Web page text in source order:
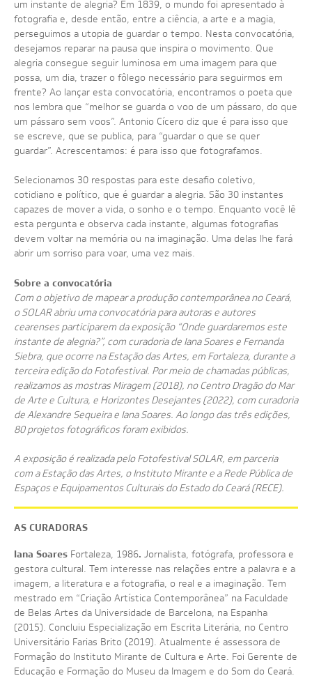
CLAUDIA ANDUJAR - MINHA VIDA EM DOIS MUNDOS
JORGE BODANSKY - QUE PAÍS É ESTE?
SATÉLITES
DIA14 /1
DIA15/12
ONDE GUARDAREMOS ESTE INSTANTE DE ALEGRIA?
PROJEÇÕES NOITE SOLAR
LANÇAMENTO DE LIVROS
NOTÍCIAS
VÍDEOS
um instante de alegria? Em 1839, o mundo foi apresentado à
fotografia e, desde então, entre a ciência, a arte e a magia,
perseguimos a utopia de guardar o tempo. Nesta convocatória,
desejamos reparar na pausa que inspira o movimento. Que
alegria consegue seguir luminosa em uma imagem para que
possa, um dia, trazer o fôlego necessário para seguirmos em
frente? Ao lançar esta convocatória, encontramos o poeta que
nos lembra que “melhor se guarda o voo de um pássaro, do que
um pássaro sem voos”. Antonio Cícero diz que é para isso que
se escreve, que se publica, para “guardar o que se quer
guardar”. Acrescentamos: é para isso que fotografamos.
Selecionamos 30 respostas para este desafio coletivo,
cotidiano e político, que é guardar a alegria. São 30 instantes
capazes de mover a vida, o sonho e o tempo. Enquanto você lê
esta pergunta e observa cada instante, algumas fotografias
devem voltar na memória ou na imaginação. Uma delas lhe fará
abrir um sorriso para voar, uma vez mais.
Sobre a convocatória
Com o objetivo de mapear a produção contemporânea no Ceará,
o SOLAR abriu uma convocatória para autoras e autores
cearenses participarem da exposição “Onde guardaremos este
instante de alegria?”, com curadoria de Iana Soares e Fernanda
Siebra, que ocorre na Estação das Artes, em Fortaleza, durante a
terceira edição do Fotofestival. Por meio de chamadas públicas,
realizamos as mostras Miragem (2018), no Centro Dragão do Mar
de Arte e Cultura, e Horizontes Desejantes (2022), com curadoria
de Alexandre Sequeira e Iana Soares. Ao longo das três edições,
80 projetos fotográficos foram exibidos.
A exposição é realizada pelo Fotofestival SOLAR, em parceria
com a Estação das Artes, o Instituto Mirante e a Rede Pública de
Espaços e Equipamentos Culturais do Estado do Ceará (RECE).
AS CURADORAS
Iana Soares Fortaleza, 1986. Jornalista, fotógrafa, professora e
gestora cultural. Tem interesse nas relações entre a palavra e a
imagem, a literatura e a fotografia, o real e a imaginação. Tem
mestrado em “Criação Artística Contemporânea” na Faculdade
de Belas Artes da Universidade de Barcelona, na Espanha
(2015). Concluiu Especialização em Escrita Literária, no Centro
Universitário Farias Brito (2019). Atualmente é assessora de
Formação do Instituto Mirante de Cultura e Arte. Foi Gerente de
Educação e Formação do Museu da Imagem e do Som do Ceará.